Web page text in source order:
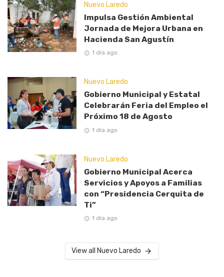
Nuevo Laredo
Impulsa Gestión Ambiental
Jornada de Mejora Urbana en
Hacienda San Agustín
1 día ago
Nuevo Laredo
Gobierno Municipal y Estatal
Celebrarán Feria del Empleo el
Próximo 18 de Agosto
1 día ago
Nuevo Laredo
Gobierno Municipal Acerca
Servicios y Apoyos a Familias
con “Presidencia Cerquita de
Ti”
1 día ago
View all Nuevo Laredo